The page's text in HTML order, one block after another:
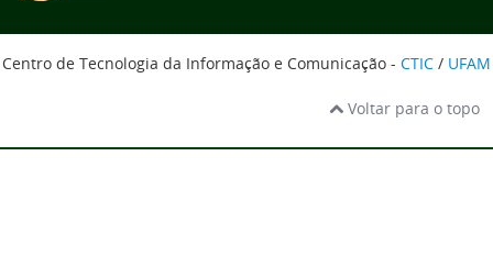
Centro de Tecnologia da Informação e Comunicação - CTIC / UFAM
Voltar para o topo